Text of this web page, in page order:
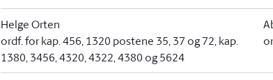
Helge Orten
ordf. for kap. 456, 1320 postene 35, 37 og 72, kap.
1380, 3456, 4320, 4322, 4380 og 5624